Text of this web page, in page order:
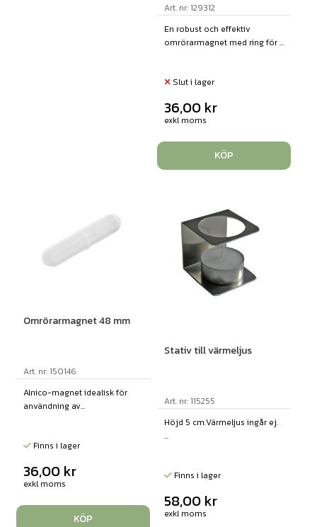
Art. nr: 129312
En robust och effektiv
omrörarmagnet med ring för ...
Slut i lager
36,00 kr
exkl moms
KÖP
Omrörarmagnet 48 mm
Art. nr: 150146
Alnico-magnet idealisk för
användning av...
Finns i lager
36,00 kr
exkl moms
KÖP
Stativ till värmeljus
Art. nr: 115255
Höjd 5 cm.Värmeljus ingår ej.
...
Finns i lager
58,00 kr
exkl moms